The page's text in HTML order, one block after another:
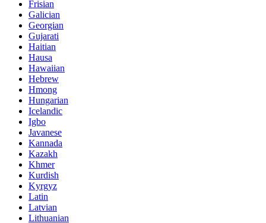
Frisian
Galician
Georgian
Gujarati
Haitian
Hausa
Hawaiian
Hebrew
Hmong
Hungarian
Icelandic
Igbo
Javanese
Kannada
Kazakh
Khmer
Kurdish
Kyrgyz
Latin
Latvian
Lithuanian